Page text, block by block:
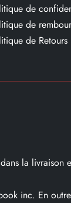
de
de
de Retours
la livraison
inc. En